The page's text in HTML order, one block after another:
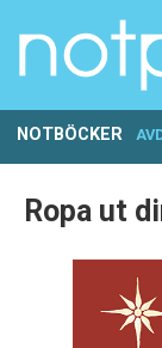
NOTBÖCKER
Ropa ut